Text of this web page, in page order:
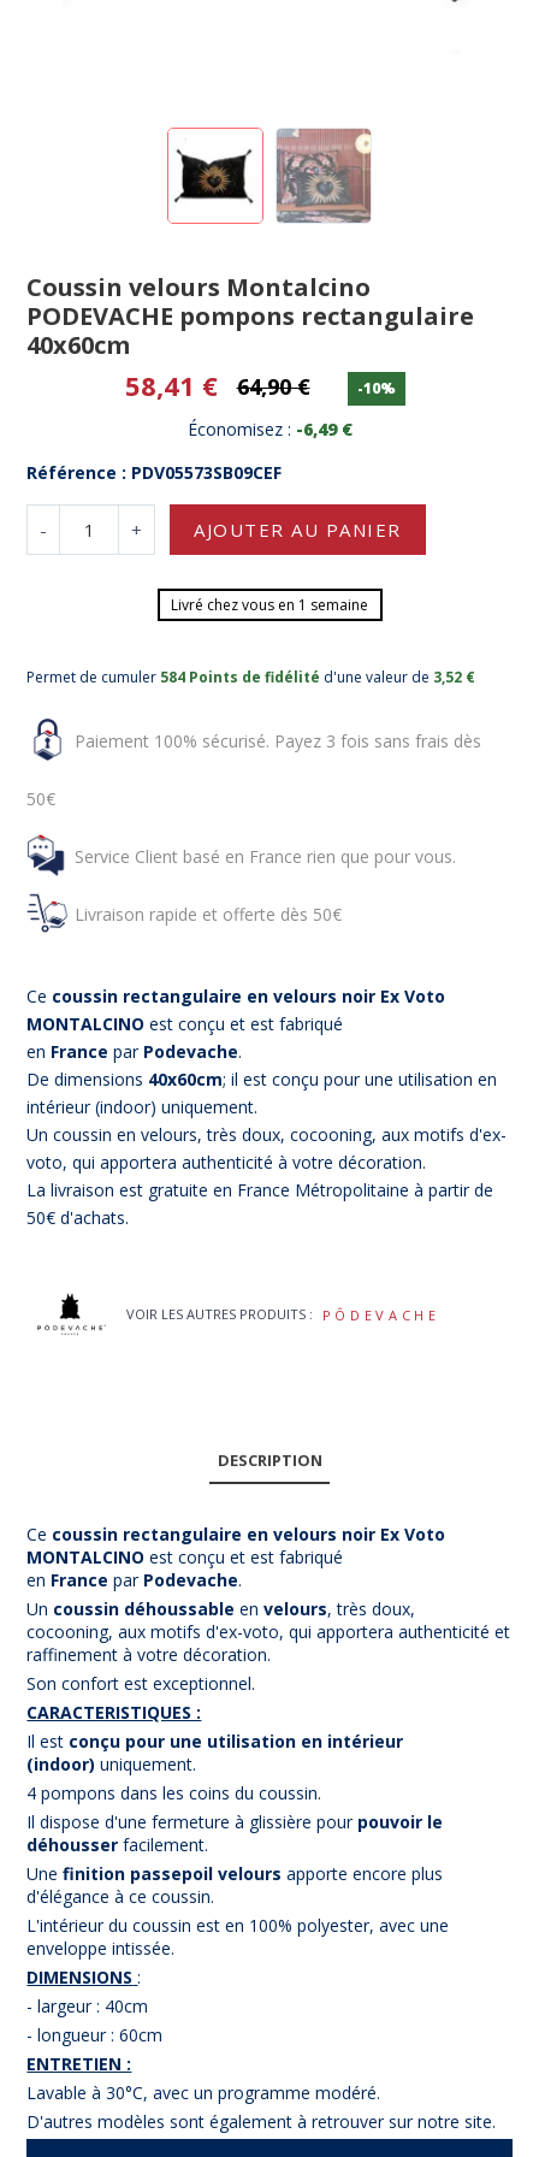
Coussin velours Montalcino
PODEVACHE pompons rectangulaire
40x60cm
58,41 € 64,90 € -10%
Économisez : -6,49 €
Référence : PDV05573SB09CEF
- + AJOUTER AU PANIER
Livré chez vous en 1 semaine
Permet de cumuler 584 Points de fidélité d'une valeur de 3,52 €
Paiement 100% sécurisé. Payez 3 fois sans frais dès
50€
Service Client basé en France rien que pour vous.
Livraison rapide et offerte dès 50€
Ce coussin rectangulaire en velours noir Ex Voto
MONTALCINOest conçu et est fabriqué
en France par Podevache.
De dimensions 40x60cm; il est conçu pour une utilisation en
intérieur (indoor) uniquement.
Un coussin en velours, très doux, cocooning, aux motifs d'ex-
voto, qui apportera authenticité à votre décoration.
La livraison est gratuite en France Métropolitaine à partir de
50€ d'achats.
VOIR LES AUTRES PRODUITS : PÔDEVACHE
DESCRIPTION
Ce coussin rectangulaire en velours noir Ex Voto
MONTALCINOest conçu et est fabriqué
en France par Podevache.
Un coussin déhoussable envelours, très doux,
cocooning, aux motifs d'ex-voto, qui apportera authenticité et
raffinement à votre décoration.
Son confort est exceptionnel.
CARACTERISTIQUES :
Il est conçu pour une utilisation en intérieur
(indoor) uniquement.
4 pompons dans les coins du coussin.
Il dispose d'une fermeture à glissière pour pouvoir le
déhousser facilement.
Une finition passepoil velours apporte encore plus
d'élégance à ce coussin.
L'intérieur du coussin est en 100% polyester, avec une
enveloppe intissée.
DIMENSIONS :
- largeur : 40cm
- longueur : 60cm
ENTRETIEN :
Lavable à 30°C, avec un programme modéré.
D'autres modèles sont également à retrouver sur notre site.